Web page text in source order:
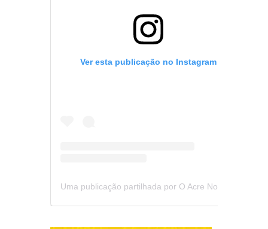
Ver esta publicação no Instagram